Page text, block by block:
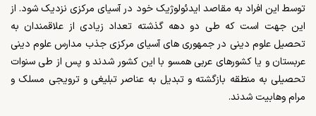
توسط این افراد به مقاصد ایدئولوژیک خود در آسیای مرکزی نزدیک شود. از
این جهت است که طی دو دهه گذشته تعداد زیادی از علاقمندان به
تحصیل علوم دینی در جمهوری های آسیای مرکزی جذب مدارس علوم دینی
عربستان و یا کشورهای عربی همسو با این کشور شدند و پس از طی سنوات
تحصیلی به منطقه بازگشته و تبدیل به عناصر تبلیغی و ترویجی مسلک و
مرام وهابیت شدند.